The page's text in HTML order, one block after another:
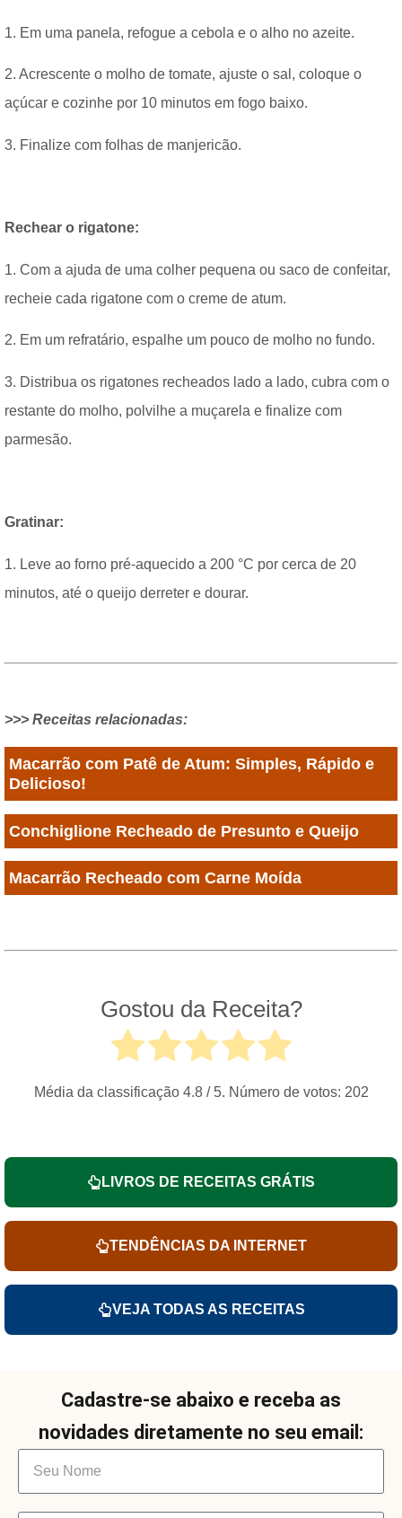
1. Em uma panela, refogue a cebola e o alho no azeite.
2. Acrescente o molho de tomate, ajuste o sal, coloque o
açúcar e cozinhe por 10 minutos em fogo baixo.
3. Finalize com folhas de manjericão.
Rechear o rigatone:
1. Com a ajuda de uma colher pequena ou saco de confeitar,
recheie cada rigatone com o creme de atum.
2. Em um refratário, espalhe um pouco de molho no fundo.
3. Distribua os rigatones recheados lado a lado, cubra com o
restante do molho, polvilhe a muçarela e finalize com
parmesão.
Gratinar:
1. Leve ao forno pré-aquecido a 200 °C por cerca de 20
minutos, até o queijo derreter e dourar.
>>> Receitas relacionadas:
Macarrão com Patê de Atum: Simples, Rápido e
Delicioso!
Conchiglione Recheado de Presunto e Queijo
Macarrão Recheado com Carne Moída
Gostou da Receita?
Média da classificação 4.8/ 5. Número de votos: 202
LIVROS DE RECEITAS GRÁTIS
TENDÊNCIAS DA INTERNET
VEJA TODAS AS RECEITAS
Cadastre-se abaixo e receba as
novidades diretamente no seu email: